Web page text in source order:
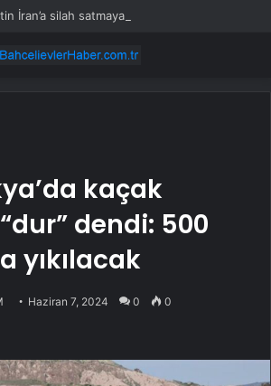
İran’a silah satmayacaklarını söyledi
kaçak
dendi: 500
yıkılacak
Haziran 7, 2024 0 0